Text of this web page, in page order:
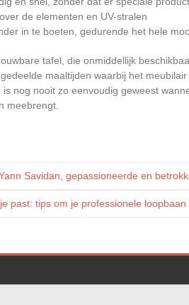
de elementen en UV-stralen
in te boeten, gedurende het hele
tafel, die onmiddellijk
maaltijden waarbij het
nog nooit zo eenvoudig geweest
meebrengt.
Savidan, gepassioneerde en
past: tips om je professionele